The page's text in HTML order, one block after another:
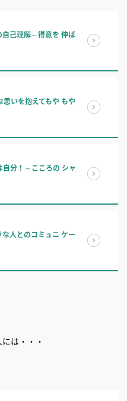
自己理解～得意を 伸ば
いを抱えてもや もや
自分！～こころの シャ
人とのコミュニ ケー
は・・・